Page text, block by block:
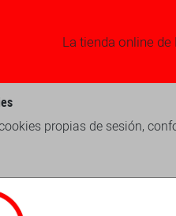
La tienda online
propias de sesión,